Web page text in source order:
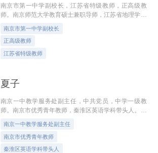
南京市第一中学副校长，江苏省特级教师，正高级教
师。南京师范大学教育硕士兼职导师，江苏省地理学会
南京市第一中学副校长
正高级教师
江苏省特级教师
夏子
南京一中教学服务处副主任，中共党员，中学一级教
师。南京市优秀青年教师，秦淮区英语学科带头人。曾
获江苏省青年教师基本功大赛一等奖、江苏省首届卓越
教师教学创新大赛一等奖、江苏省师陶...
南京一中教学服务处副主任
南京市优秀青年教师
秦淮区英语学科带头人